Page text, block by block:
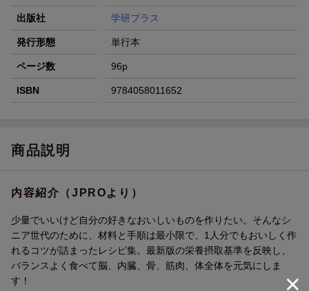
出版社 学研プラス
発行形態 単行本
ページ数 96p
ISBN 9784058011652
商品説明
内容紹介（JPROより）
少量でいいけど自分の好きなおいしいものを作りたい。そんなシ
ニア世代のために、材料と手順は最小限で、1人分でもおいしく作
れるコツが詰まったレシピ集。最新版の栄養摂取基準を反映し、
バランスよく食べて脳、内臓、骨、筋肉、体全体を元気にしま
す！